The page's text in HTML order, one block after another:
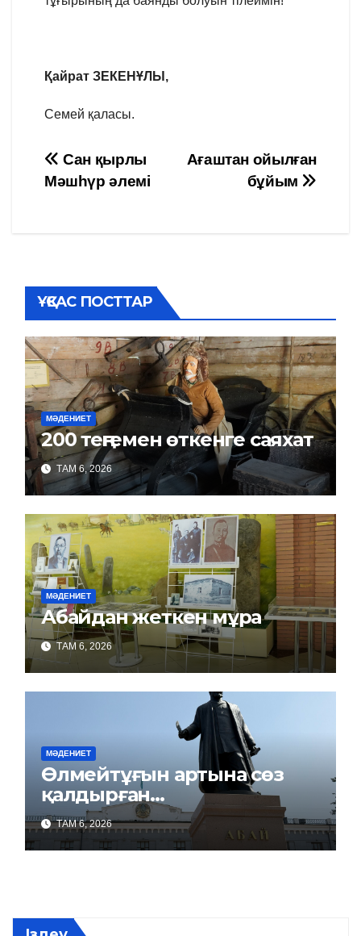
Қайрат ЗЕКЕНҰЛЫ,
Семей қаласы.
Навигация
Ағаштан ойылған
бұйым
Сан қырлы
Мәшһүр әлемі
ҰҚСАС ПОСТТАР
МӘДЕНИЕТ
200 теңгемен өткенге саяхат
ТАМ 6, 2026
МӘДЕНИЕТ
Абайдан жеткен мұра
ТАМ 6, 2026
МӘДЕНИЕТ
Өлмейтұғын артына сөз
қалдырған…
ТАМ 6, 2026